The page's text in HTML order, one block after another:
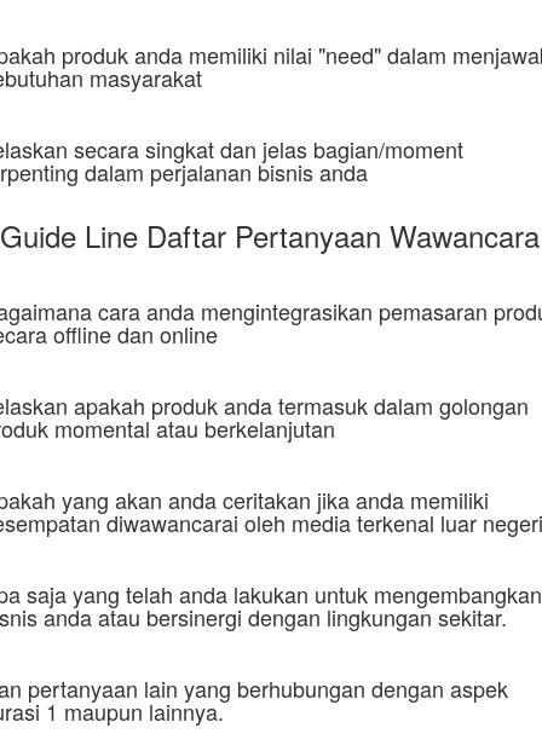
produk anda memiliki nilai "need" dalam
masyarakat
secara singkat dan jelas bagian/moment
dalam perjalanan bisnis anda
Guide Line Daftar Pertanyaan Wawancara
cara anda mengintegrasikan pemasaran
offline dan online
apakah produk anda termasuk dalam golongan
momental atau berkelanjutan
yang akan anda ceritakan jika anda memiliki
diwawancarai oleh media terkenal luar
saja yang telah anda lakukan untuk mengembangkan
anda atau bersinergi dengan lingkungan sekitar.
pertanyaan lain yang berhubungan dengan aspek
1 maupun lainnya.